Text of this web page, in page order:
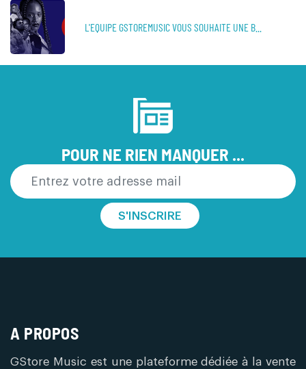
L'EQUIPE GSTOREMUSIC VOUS SOUHAITE UNE B...
POUR NE RIEN MANQUER ...
S'INSCRIRE
A PROPOS
GStore Music est une plateforme dédiée à la vente